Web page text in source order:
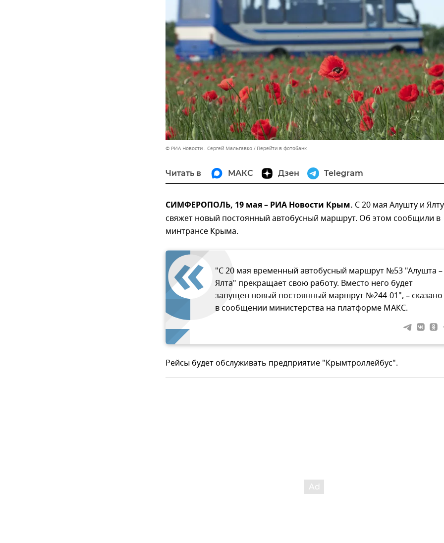
© РИА Новости . Сергей Мальгавко Перейти в фотобанк
Читать в МАКС Дзен Telegram
СИМФЕРОПОЛЬ, 19 мая – РИА Новости Крым. С 20 мая Алушту и Ялту
свяжет новый постоянный автобусный маршрут. Об этом сообщили в
минтрансе Крыма.
"С 20 мая временный автобусный маршрут №53 "Алушта –
Ялта" прекращает свою работу. Вместо него будет
запущен новый постоянный маршрут №244-01", – сказано
в сообщении министерства на платформе МАКС.
Рейсы будет обслуживать предприятие "Крымтроллейбус".